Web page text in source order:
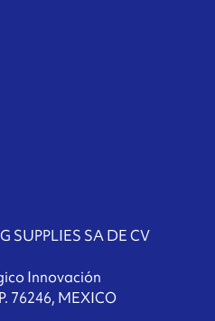
SUPPLIES SA DE CV
Innovación
76246, MEXICO